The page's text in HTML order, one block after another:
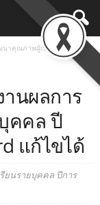
าคุณภาพผู้เรียนรายบุคคล ปี
นผลการ
คคล ปี
แก้ไขได้
ยนรายบุคคล ปีการ